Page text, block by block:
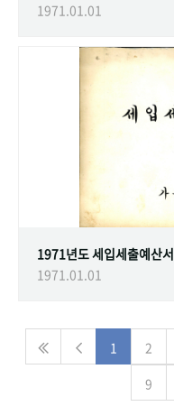
1971.01.01
1971년도 세입세출예산서
1971.01.01
1 2
9